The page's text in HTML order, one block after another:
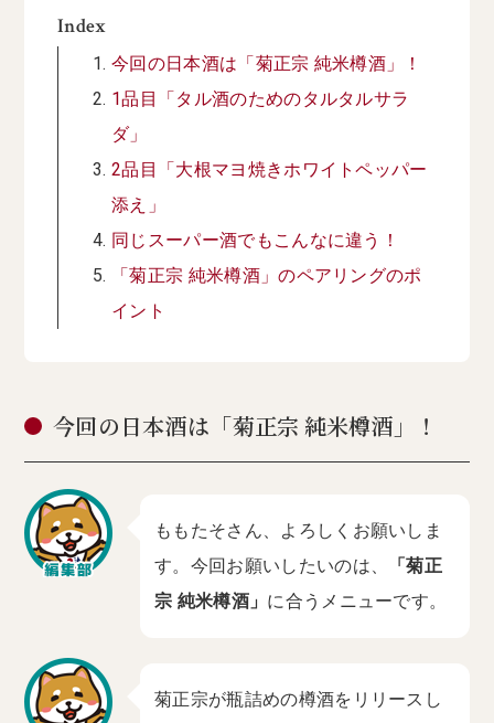
Index
今回の日本酒は「菊正宗 純米樽酒」！
1品目「タル酒のためのタルタルサラ
ダ」
2品目「大根マヨ焼きホワイトペッパー
添え」
同じスーパー酒でもこんなに違う！
「菊正宗 純米樽酒」のペアリングのポ
イント
今回の日本酒は「菊正宗 純米樽酒」！
ももたそさん、よろしくお願いしま
す。今回お願いしたいのは、
「菊正
宗 純米樽酒」 に合うメニューです。
菊正宗が瓶詰めの樽酒をリリースし